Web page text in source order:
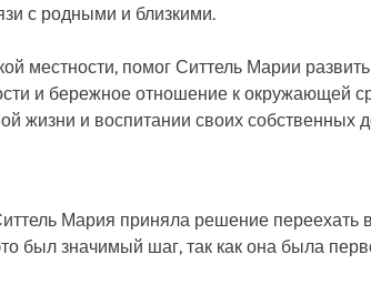
с родными и близкими.
местности, помог Ситтель Марии
и бережное отношение к окружающей
жизни и воспитании своих собственных
Мария приняла решение переехать
был значимый шаг, так как она была